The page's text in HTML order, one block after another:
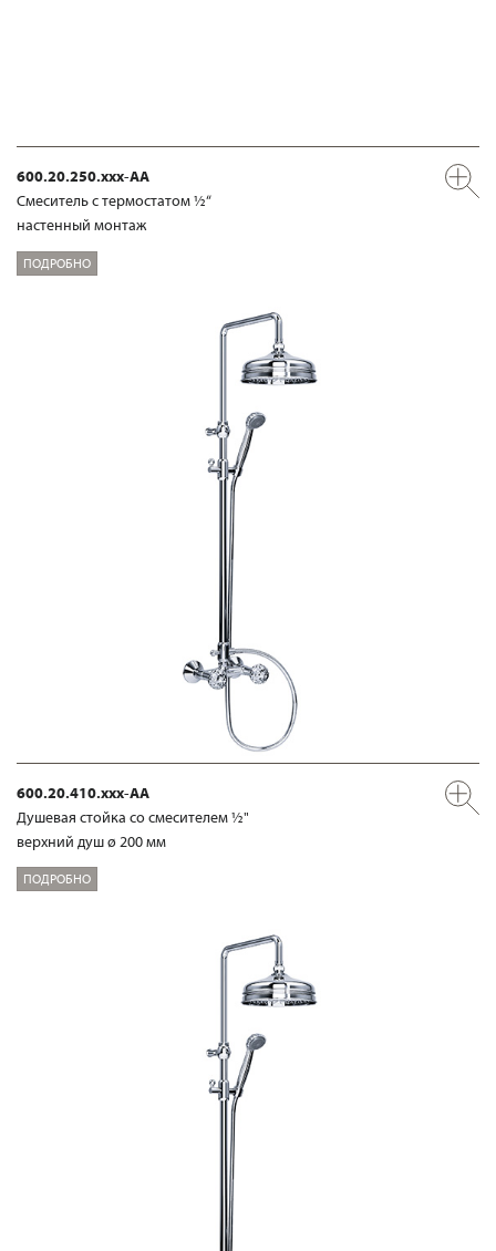
600.20.250.xxx-AA
Смеситель с термостатом ½“
настенный монтаж
ПОДРОБНО
600.20.410.xxx-AA
Душевая стойка со смесителем ½"
верхний душ ø 200 мм
ПОДРОБНО